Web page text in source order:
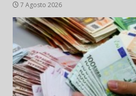
7 Agosto 2026